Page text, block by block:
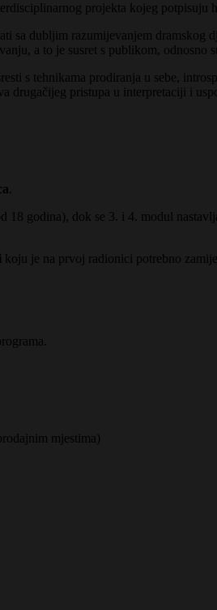
projekta kojeg potpisuju
sa dubljim razumijevanjem
a to je susret s publikom, odnosno
s tehnikama prodiranja u sebe,
pristupa u interpretaciji i
18 godina), dok se 3. i 4. modul
koju je na prvoj radionici potrebno
mjestima)